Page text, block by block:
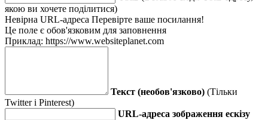
якою ви хочете поділитися)
Невірна URL-адреса Перевірте ваше посилання!
Це поле є обов'язковим для заповнення
Приклад: https://www.websiteplanet.com
Текст (необов'язково) (Тільки
Twitter і Pinterest)
URL-адреса зображення ескізу